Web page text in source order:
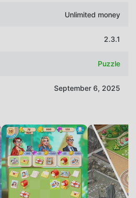
Unlimited money
2.3.1
Puzzle
September 6, 2025